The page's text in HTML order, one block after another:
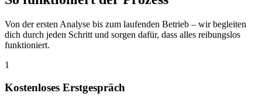
Von der ersten Analyse bis zum laufenden Betrieb – wir begleiten
dich durch jeden Schritt und sorgen dafür, dass alles reibungslos
funktioniert.
1
Kostenloses Erstgespräch